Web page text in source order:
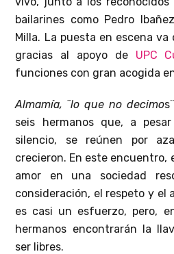
bailarines como Pedro
Milla. La puesta en escena
gracias al apoyo de UPC
funciones con gran acogida
Almamía, ¨lo que no decimo
seis hermanos que, a
silencio, se reúnen por
crecieron. En este encuentro,
amor en una sociedad
consideración, el respeto y el
es casi un esfuerzo, pero,
hermanos encontrarán la
ser libres.